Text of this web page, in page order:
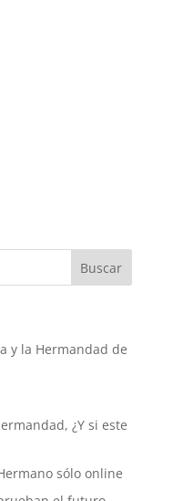
y la Hermandad de
¿Y si este
sólo online